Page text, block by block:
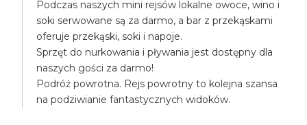
Podczas naszych mini rejsów lokalne owoce, wino i
soki serwowane są za darmo, a bar z przekąskami
oferuje przekąski, soki i napoje.
Sprzęt do nurkowania i pływania jest dostępny dla
naszych gości za darmo!
Podróż powrotna. Rejs powrotny to kolejna szansa
na podziwianie fantastycznych widoków.